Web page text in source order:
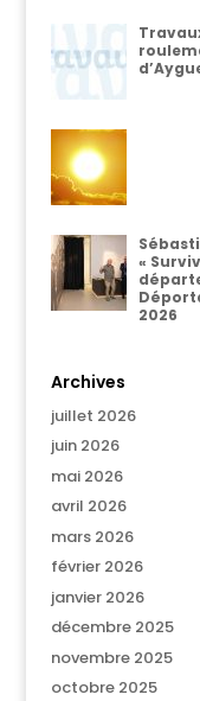
«
2026
Archives
juillet 2026
juin 2026
mai 2026
avril 2026
mars 2026
février 2026
janvier 2026
décembre 2025
novembre 2025
octobre 2025